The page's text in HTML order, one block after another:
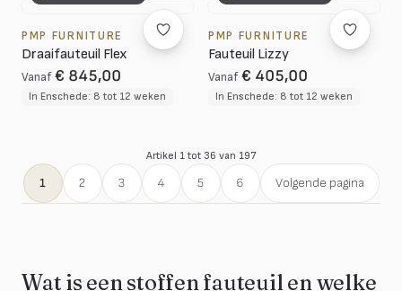
PMP FURNITURE
Draaifauteuil Flex
Vanaf € 845,00
In Enschede: 8 tot 12 weken
PMP FURNITURE
Fauteuil Lizzy
Vanaf € 405,00
In Enschede: 8 tot 12 weken
Artikel 1 tot 36 van 197
1 2 3 4 5 6 Volgende pagina
Wat is een stoffen fauteuil en welke